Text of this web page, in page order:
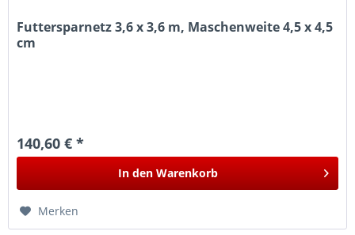
Futtersparnetz 3,6 x 3,6 m, Maschenweite 4,5 x 4,5
cm
140,60 € *
In den Warenkorb
Merken